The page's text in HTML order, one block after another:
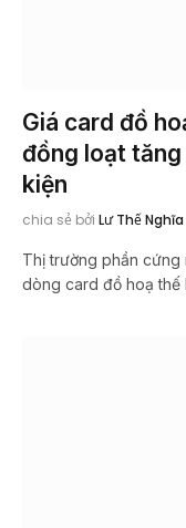
Giá card đồ
đồng loạt
kiện
chia sẻ bởi Lư Thế Nghĩa
Thị trường phần cứng
dòng card đồ hoạ thế